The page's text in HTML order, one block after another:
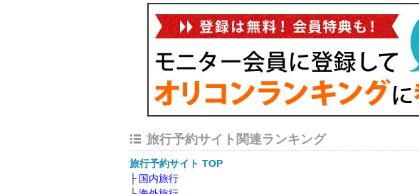
旅行予約サイト関連ランキング
旅行予約サイト TOP
国内旅行